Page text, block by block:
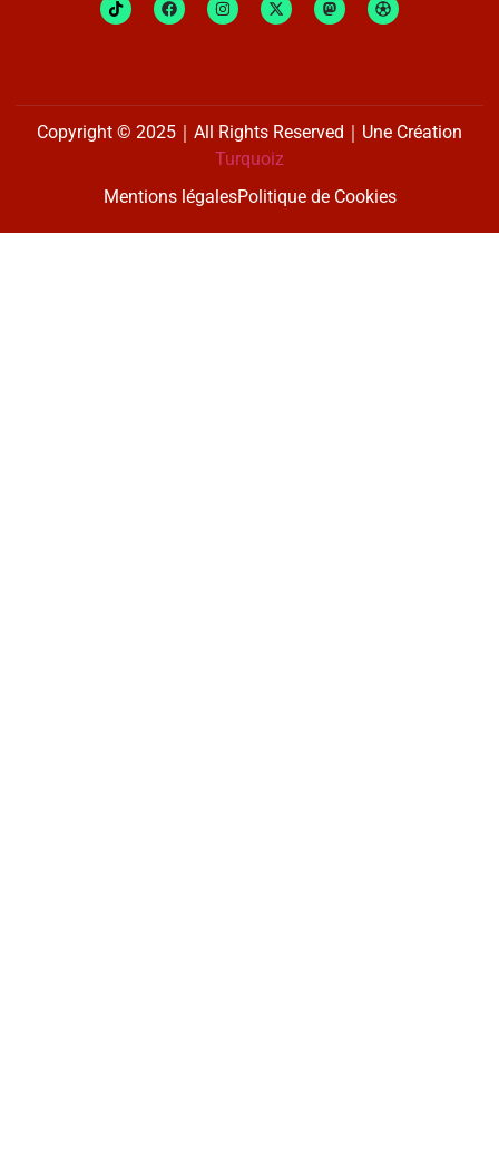
Copyright © 2025｜All Rights Reserved｜Une Création
Turquoiz
Mentions légalesPolitique de Cookies